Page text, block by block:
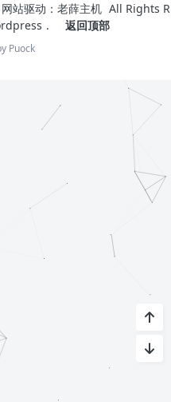
网站驱动： 老薛主机 All Rights R
. 返回顶部
Puock